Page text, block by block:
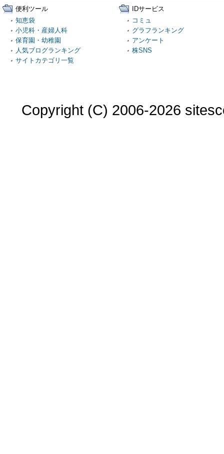
便利ツール
知恵袋
小児科・産婦人科
保育園・幼稚園
人気ブログランキング
サイトカテゴリ一覧
IDサービス
コミュ
グラフランキング
アンケート
株SNS
Copyright (C) 2006-2026